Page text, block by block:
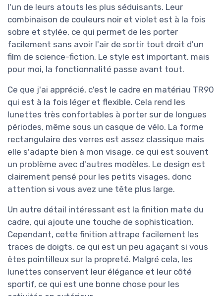
l'un de leurs atouts les plus séduisants. Leur
combinaison de couleurs noir et violet est à la fois
sobre et stylée, ce qui permet de les porter
facilement sans avoir l'air de sortir tout droit d'un
film de science-fiction. Le style est important, mais
pour moi, la fonctionnalité passe avant tout.
Ce que j'ai apprécié, c'est le cadre en matériau TR90
qui est à la fois léger et flexible. Cela rend les
lunettes très confortables à porter sur de longues
périodes, même sous un casque de vélo. La forme
rectangulaire des verres est assez classique mais
elle s'adapte bien à mon visage, ce qui est souvent
un problème avec d'autres modèles. Le design est
clairement pensé pour les petits visages, donc
attention si vous avez une tête plus large.
Un autre détail intéressant est la finition mate du
cadre, qui ajoute une touche de sophistication.
Cependant, cette finition attrape facilement les
traces de doigts, ce qui est un peu agaçant si vous
êtes pointilleux sur la propreté. Malgré cela, les
lunettes conservent leur élégance et leur côté
sportif, ce qui est une bonne chose pour les